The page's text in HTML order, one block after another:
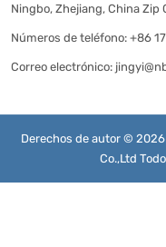
Ningbo, Zhejiang, China Zip
Números de teléfono: +86
Correo electrónico:
Derechos de autor ©
Co.,Ltd